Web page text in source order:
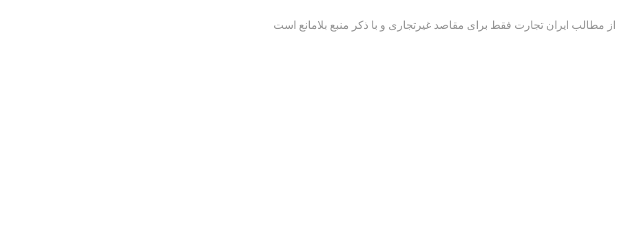
از مطالب ایران تجارت فقط برای مقاصد غیرتجاری و با ذکر منبع بلامانع است